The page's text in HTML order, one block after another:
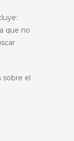
que no
sobre el